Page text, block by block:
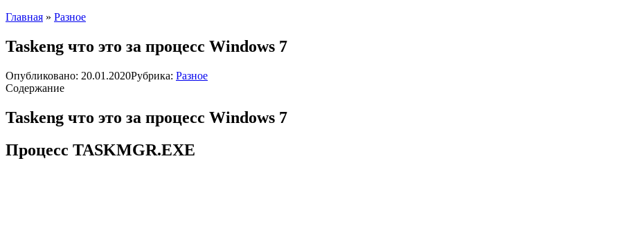
Главная » Разное
Taskeng что это за процесс Windows 7
Опубликовано: 20.01.2020Рубрика: Разное
Содержание
Taskeng что это за процесс Windows 7
Процесс TASKMGR.EXE